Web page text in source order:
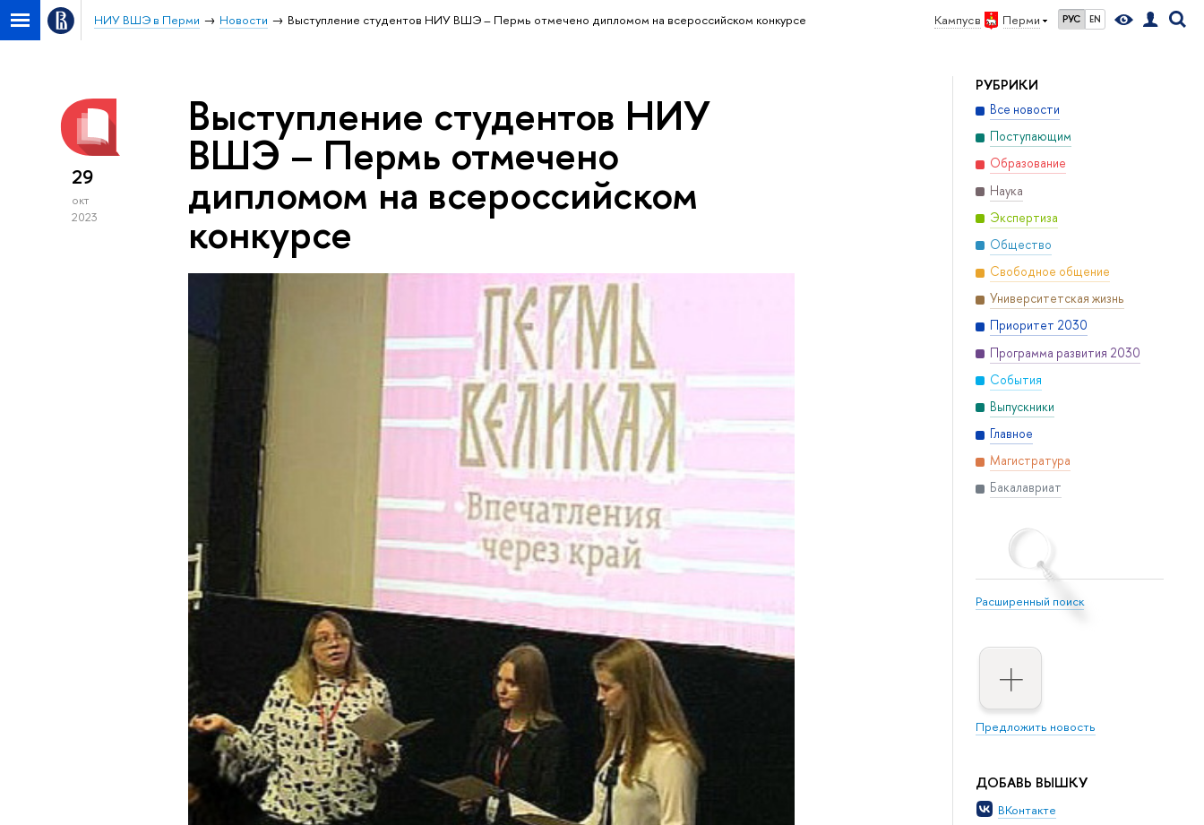
Кампус в Перми РУС EN
НИУ ВШЭ в Перми Новости Выступление студентов НИУ ВШЭ – Пермь отмечено дипломом на всероссийском конкурсе
РУБРИКИ
Все новости
Поступающим
Образование
Наука
Экспертиза
Общество
Свободное общение
Университетская жизнь
Приоритет 2030
Программа развития 2030
События
Выпускники
Главное
Магистратура
Бакалавриат
Расширенный поиск
Предложить новость
ДОБАВЬ ВЫШКУ
ВКонтакте
29
окт
2023
Выступление студентов НИУ
ВШЭ – Пермь отмечено
дипломом на всероссийском
конкурсе